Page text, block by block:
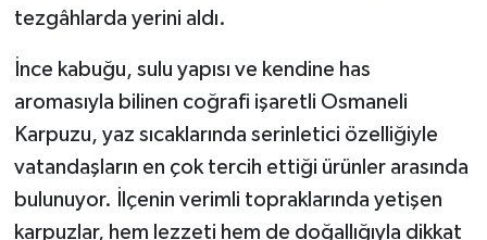
tezgâhlarda yerini aldı.
İnce kabuğu, sulu yapısı ve kendine has
aromasıyla bilinen coğrafi işaretli Osmaneli
Karpuzu, yaz sıcaklarında serinletici özelliğiyle
vatandaşların en çok tercih ettiği ürünler arasında
bulunuyor. İlçenin verimli topraklarında yetişen
karpuzlar, hem lezzeti hem de doğallığıyla dikkat